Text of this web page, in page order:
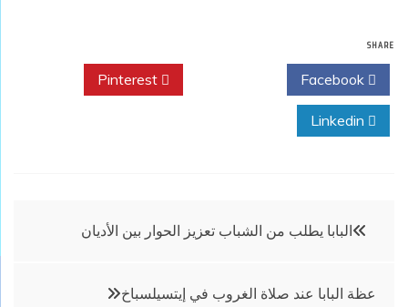
SHARE
تصفّحالبابا يطلب من الشباب تعزيز الحوار بين الأديان
عظة البابا عند صلاة الغروب في إيتسيلسباخ